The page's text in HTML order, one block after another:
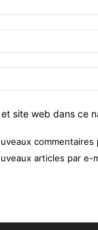
site web dans ce
commentaires
articles par e-